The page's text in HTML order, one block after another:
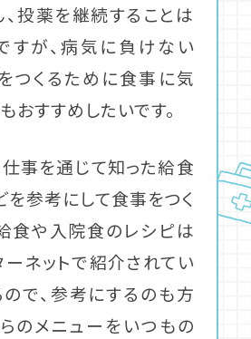
、投薬を継続することは
すが、病気に負けない
つくるために食事に気
おすすめしたいです。
事を通じて知った給食
参考にして食事をつく
食や入院食のレシピは
ネットで紹介されてい
で、参考にするのも方
のメニューをいつもの